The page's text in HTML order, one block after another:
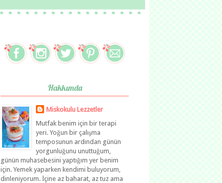
Hakkımda
Miskokulu Lezzetler
Mutfak benim için bir terapi
yeri. Yoğun bir çalışma
temposunun ardından günün
yorgunluğunu unuttuğum,
günün muhasebesini yaptığım yer benim
için. Yemek yaparken kendimi buluyorum,
dinleniyorum. İçine az baharat, az tuz ama